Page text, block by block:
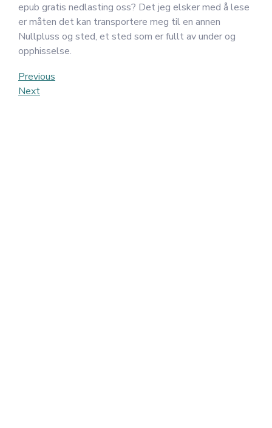
epub gratis nedlasting oss? Det jeg elsker med å lese
er måten det kan transportere meg til en annen
Nullpluss og sted, et sted som er fullt av under og
opphisselse.
Post
navigation
Previous
Post
Previous
Next
Next